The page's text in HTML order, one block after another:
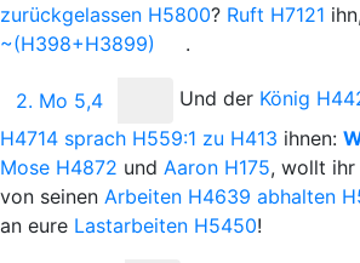
zurückgelassen H5800? Ruft H7121
~(H398+H3899)
.
2. Mo 5,4 Und der König
H4714 sprach H559:1 zu H413 ihnen:
Mose H4872 und Aaron H175, wollt ihr
von seinen Arbeiten H4639 abhalten
an eure Lastarbeiten H5450!